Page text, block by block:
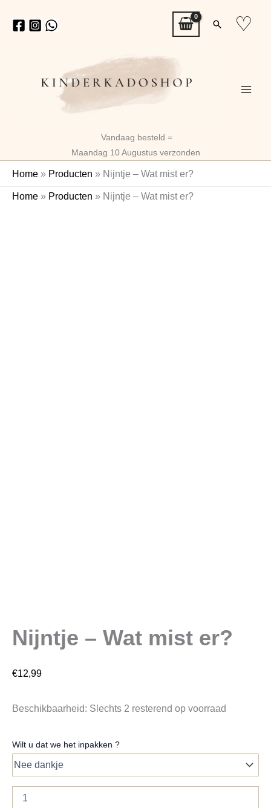
naar
Zoeken
♡
Vandaag besteld =
Maandag 10 Augustus verzonden
Home » Producten » Nijntje – Wat mist er?
Home » Producten » Nijntje – Wat mist er?
Nijntje – Wat mist er?
€12,99
Beschikbaarheid: Slechts 2 resterend op voorraad
Wilt u dat we het inpakken ?
Nijntje